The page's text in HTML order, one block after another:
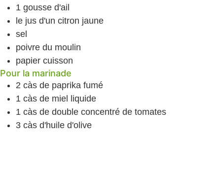
1 gousse d'ail
le jus d'un citron jaune
sel
poivre du moulin
papier cuisson
Pour la marinade
2 càs de paprika fumé
1 càs de miel liquide
1 càs de double concentré de tomates
3 càs d'huile d'olive